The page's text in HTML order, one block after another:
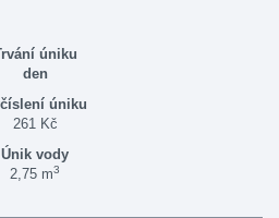
den
261 Kč
2,75 m3